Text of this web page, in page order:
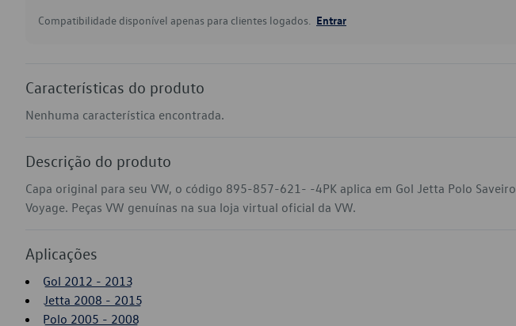
Compatibilidade disponível apenas para clientes logados. Entrar
Características do produto
Nenhuma característica encontrada.
Descrição do produto
Capa original para seu VW, o código 895-857-621- -4PK aplica em Gol Jetta Polo Saveiro
Voyage. Peças VW genuínas na sua loja virtual oficial da VW.
Aplicações
Gol 2012 - 2013
Jetta 2008 - 2015
Polo 2005 - 2008